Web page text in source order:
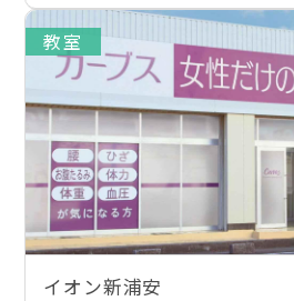
教室
イオン新浦安